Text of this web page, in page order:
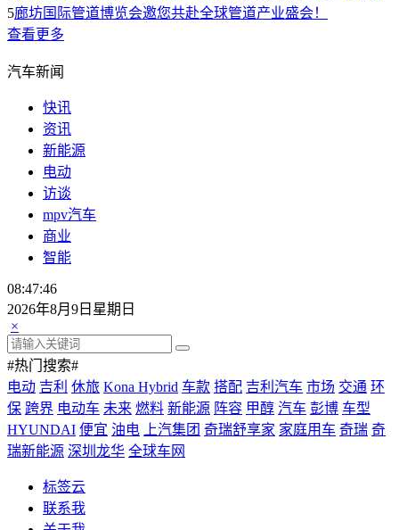
5廊坊国际管道博览会邀您共赴全球管道产业盛会！
查看更多
汽车新闻
快讯
资讯
新能源
电动
访谈
mpv汽车
商业
智能
08:47:46
2026年8月9日星期日
×
#热门搜索#
电动 吉利 休旅 Kona Hybrid 车款 搭配 吉利汽车 市场 交通 环
保 跨界 电动车 未来 燃料 新能源 阵容 甲醇 汽车 彭博 车型
HYUNDAI 便宜 油电 上汽集团 奇瑞舒享家 家庭用车 奇瑞 奇
瑞新能源 深圳龙华 全球车网
标签云
联系我